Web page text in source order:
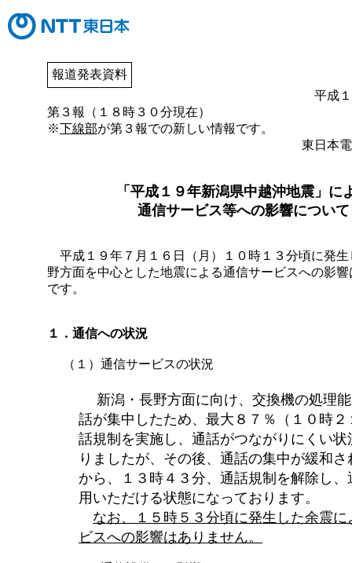
報道発表資料
平成
第３報（１８時３０分現在）
※下線部が第３報での新しい情報です。
東日本
「平成１９年新潟県中越沖地震」に
通信サービス等への影響について
平成１９年７月１６日（月）１０時１３分頃に発生
野方面を中心とした地震による通信サービスへの影
です。
１．通信への状況
（１）通信サービスの状況
新潟・長野方面に向け、交換機の処理
話が集中したため、最大８７％（１０時２
話規制を実施し、通話がつながりにくい状
りましたが、その後、通話の集中が緩和
から、１３時４３分、通話規制を解除し、
用いただける状態になっております。
なお、１５時５３分頃に発生した余震に
ビスへの影響はありません。